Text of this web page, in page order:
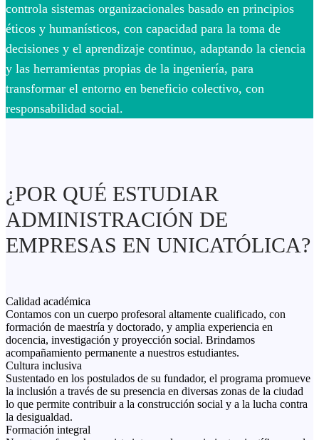
controla sistemas organizacionales basado en principios
éticos y humanísticos, con capacidad para la toma de
decisiones y el aprendizaje continuo, adaptando la ciencia
y las herramientas propias de la ingeniería, para
transformar el entorno en beneficio colectivo, con
responsabilidad social.
¿POR QUÉ ESTUDIAR
ADMINISTRACIÓN DE
EMPRESAS EN UNICATÓLICA?
Calidad académica
Contamos con un cuerpo profesoral altamente cualificado, con
formación de maestría y doctorado, y amplia experiencia en
docencia, investigación y proyección social. Brindamos
acompañamiento permanente a nuestros estudiantes.
Cultura inclusiva
Sustentado en los postulados de su fundador, el programa promueve
la inclusión a través de su presencia en diversas zonas de la ciudad
lo que permite contribuir a la construcción social y a la lucha contra
la desigualdad.
Formación integral